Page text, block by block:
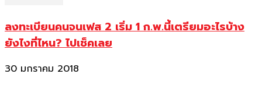
ลงทะเบียนคนจนเฟส 2 เริ่ม 1 ก.พ.นี้เตรียมอะไรบ้าง
ยังไงที่ไหน? ไปเช็คเลย
30 มกราคม 2018